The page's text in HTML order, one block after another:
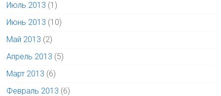
Июль 2013 (1)
Июнь 2013 (10)
Май 2013 (2)
Апрель 2013 (5)
Март 2013 (6)
Февраль 2013 (6)